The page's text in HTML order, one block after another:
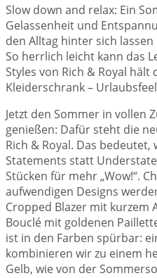
Slow down and relax: Ein
Gelassenheit und
den Alltag hinter sich
So herrlich leicht kann das
Styles von Rich & Royal
Kleiderschrank –
Jetzt den Sommer in vollen
genießen: Dafür steht die
Rich & Royal. Das
Statements statt
Stücken für mehr „Wow!“.
aufwendigen Designs
Cropped Blazer mit kurzem
Bouclé mit goldenen
ist in den Farben spürbar:
kombinieren wir zu einem
Gelb, wie von der